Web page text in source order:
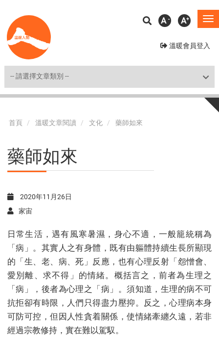
至
主
溫暖會員登入
A A
Shortcut
首頁 溫暖文章閱讀 文化 藥師如來
藥師如來
2020年11月26日
家宙
日常生活，遇有風寒暑濕，身心不適，一般籠統稱為
「病」。其實人之有身體，既有由軀體持續生長所顯現
的「生、老、病、死」反應，也有心理反射「怨憎會、
愛別離、求不得」的情緒。概括言之，前者為生理之
「病」，後者為心理之「病」。須知道，生理的病不可
抗拒卻有時限，人們只得盡力壓抑。反之，心理病本身
可防可控，但因人性貪着關係，使情緒牽纏久遠，若非
經過宗教修持，實在難以駕馭。